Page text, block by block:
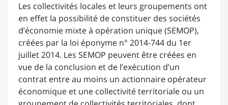
Les collectivités locales et leurs groupements ont
en effet la possibilité de constituer des sociétés
d’économie mixte à opération unique (SEMOP),
créées par la loi éponyme n° 2014-744 du 1er
juillet 2014. Les SEMOP peuvent être créées en
vue de la conclusion et de l’exécution d’un
contrat entre au moins un actionnaire opérateur
économique et une collectivité territoriale ou un